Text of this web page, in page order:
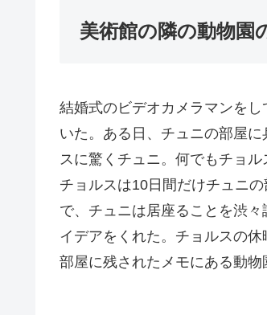
美術館の隣の動物園
結婚式のビデオカメラマンを
いた。ある日、チュニの部屋
スに驚くチュニ。何でもチョ
チョルスは10日間だけチュニ
で、チュニは居座ることを渋
イデアをくれた。チョルスの
部屋に残されたメモにある動物